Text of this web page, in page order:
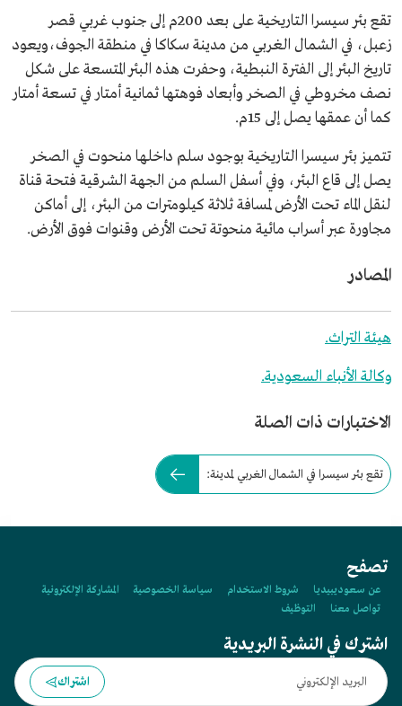
تقع بئر سيسرا التاريخية على بعد 200م إلى جنوب غربي قصر
زعبل، في الشمال الغربي من مدينة سكاكا في منطقة الجوف،ويعود
تاريخ البئر إلى الفترة النبطية، وحفرت هذه البئر المتسعة على شكل
نصف مخروطي في الصخر وأبعاد فوهتها ثمانية أمتار في تسعة أمتار
كما أن عمقها يصل إلى 15م.
تتميز بئر سيسرا التاريخية بوجود سلم داخلها منحوت في الصخر
يصل إلى قاع البئر، وفي أسفل السلم من الجهة الشرقية فتحة قناة
لنقل الماء تحت الأرض لمسافة ثلاثة كيلومترات من البئر، إلى أماكن
مجاورة عبر أسراب مائية منحوتة تحت الأرض وقنوات فوق الأرض.
المصادر
هيئة التراث.
وكالة الأنباء السعودية.
الاختبارات ذات الصلة
تقع بئر سيسرا في الشمال الغربي لمدينة:
تصفح
عن سعوديبيديا شروط الاستخدام سياسة الخصوصية
المشاركة الإلكترونية
تواصل معنا
التوظيف
اشترك في النشرة البريدية
اشتراك